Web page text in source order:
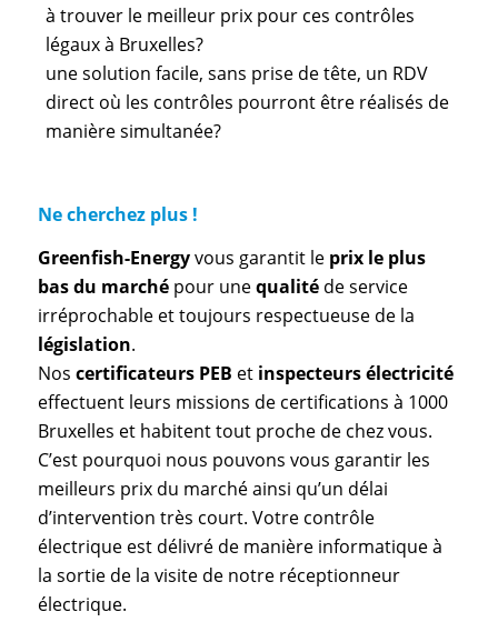
à trouver le meilleur prix pour ces contrôles
légaux à Bruxelles?
une solution facile, sans prise de tête, un RDV
direct où les contrôles pourront être réalisés de
manière simultanée?
Ne cherchez plus !
Greenfish-Energyvous garantit le prix le plus
bas du marchépour unequalitéde service
irréprochable et toujours respectueuse de la
législation.
Nos certificateurs PEB et inspecteurs électricité
effectuent leurs missions de certifications à 1000
Bruxelles et habitent tout proche de chez vous.
C’est pourquoi nous pouvons vous garantir les
meilleurs prix du marché ainsi qu’un délai
d’intervention très court. Votre contrôle
électrique est délivré de manière informatique à
la sortie de la visite de notre réceptionneur
électrique.